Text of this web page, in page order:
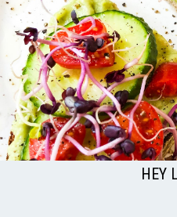
HEY